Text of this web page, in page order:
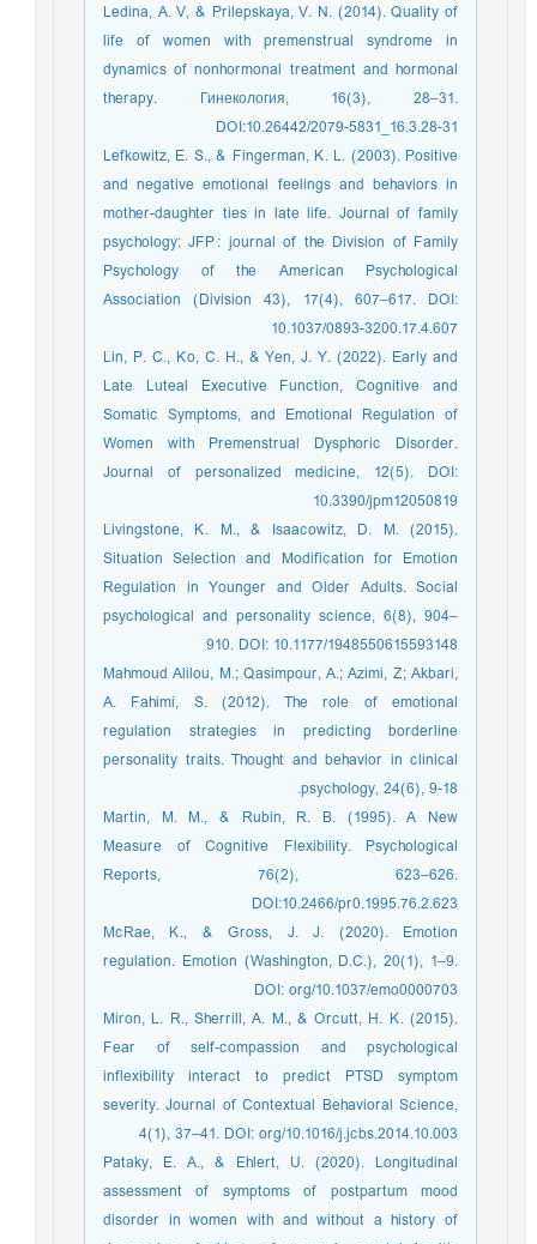
Ledina, A. V, & Prilepskaya, V. N. (2014). Quality of
life of women with premenstrual syndrome in
dynamics of nonhormonal treatment and hormonal
therapy. Гинекология, 16(3), 28–31.
DOI:10.26442/2079-5831_16.3.28-31
Lefkowitz, E. S., & Fingerman, K. L. (2003). Positive
and negative emotional feelings and behaviors in
mother-daughter ties in late life. Journal of family
psychology: JFP : journal of the Division of Family
Psychology of the American Psychological
Association (Division 43), 17(4), 607–617. DOI:
10.1037/0893-3200.17.4.607
Lin, P. C., Ko, C. H., & Yen, J. Y. (2022). Early and
Late Luteal Executive Function, Cognitive and
Somatic Symptoms, and Emotional Regulation of
Women with Premenstrual Dysphoric Disorder.
Journal of personalized medicine, 12(5). DOI:
10.3390/jpm12050819
Livingstone, K. M., & Isaacowitz, D. M. (2015).
Situation Selection and Modification for Emotion
Regulation in Younger and Older Adults. Social
psychological and personality science, 6(8), 904–
910. DOI: 10.1177/1948550615593148
Mahmoud Alilou, M.; Qasimpour, A.; Azimi, Z; Akbari,
A. Fahimi, S. (2012). The role of emotional
regulation strategies in predicting borderline
personality traits. Thought and behavior in clinical
psychology, 24(6), 9-18.
Martin, M. M., & Rubin, R. B. (1995). A New
Measure of Cognitive Flexibility. Psychological
Reports, 76(2), 623–626.
DOI:10.2466/pr0.1995.76.2.623
McRae, K., & Gross, J. J. (2020). Emotion
regulation. Emotion (Washington, D.C.), 20(1), 1–9.
DOI: org/10.1037/emo0000703
Miron, L. R., Sherrill, A. M., & Orcutt, H. K. (2015).
Fear of self-compassion and psychological
inflexibility interact to predict PTSD symptom
severity. Journal of Contextual Behavioral Science,
4(1), 37–41. DOI: org/10.1016/j.jcbs.2014.10.003
Pataky, E. A., & Ehlert, U. (2020). Longitudinal
assessment of symptoms of postpartum mood
disorder in women with and without a history of